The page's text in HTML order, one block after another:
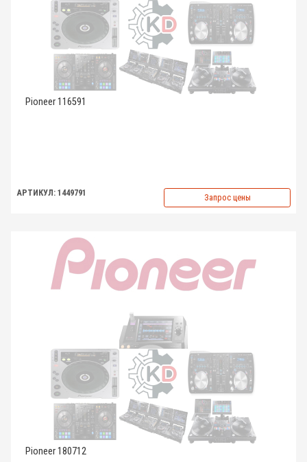
Pioneer 116591
АРТИКУЛ: 1449791 Запрос цены
Pioneer 180712